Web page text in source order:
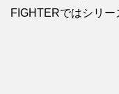
FIGHTERではシリー